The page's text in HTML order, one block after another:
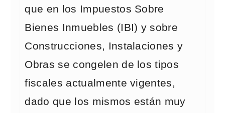
que en los Impuestos Sobre
Bienes Inmuebles (IBI) y sobre
Construcciones, Instalaciones y
Obras se congelen de los tipos
fiscales actualmente vigentes,
dado que los mismos están muy